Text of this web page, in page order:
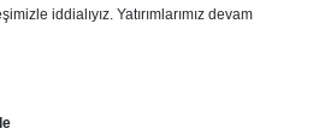
iddialıyız. Yatırımlarımız devam